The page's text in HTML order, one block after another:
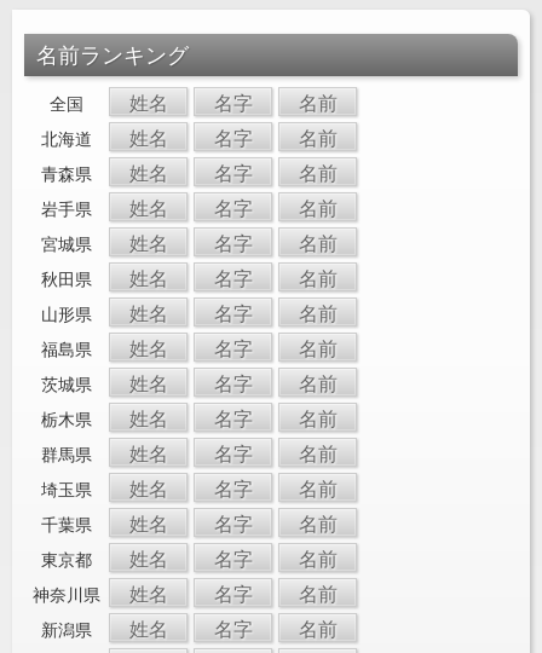
名前ランキング
全国 姓名 名字 名前
北海道 姓名 名字 名前
青森県 姓名 名字 名前
岩手県 姓名 名字 名前
宮城県 姓名 名字 名前
秋田県 姓名 名字 名前
山形県 姓名 名字 名前
福島県 姓名 名字 名前
茨城県 姓名 名字 名前
栃木県 姓名 名字 名前
群馬県 姓名 名字 名前
埼玉県 姓名 名字 名前
千葉県 姓名 名字 名前
東京都 姓名 名字 名前
神奈川県 姓名 名字 名前
新潟県 姓名 名字 名前